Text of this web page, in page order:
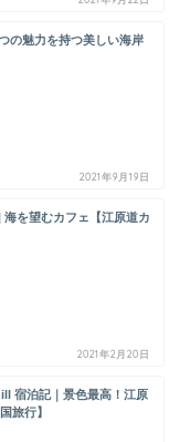
の魅力を持つ美しい海岸
2021年9月19日
を望むカフェ【江原道カ
2021年2月20日
宿泊記｜景色最高！江原
旅行】